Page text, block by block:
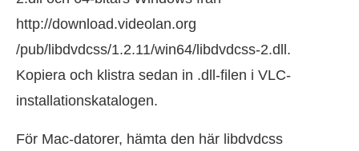
http://download.videolan.org
/pub/libdvdcss/1.2.11/win64/libdvdcss-2.dll.
Kopiera och klistra sedan in .dll-filen i VLC-
installationskatalogen.
För Mac-datorer, hämta den här libdvdcss